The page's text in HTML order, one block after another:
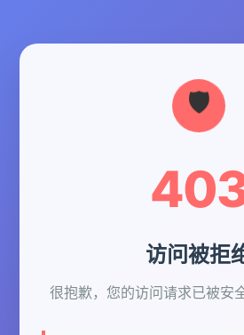
访问被拒
很抱歉，您的访问请求已被安